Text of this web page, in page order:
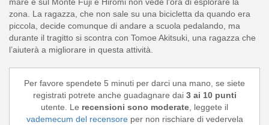
mare e sul Monte Fuji e Hiromi non vede l'ora di esplorare la
zona. La ragazza, che non sale su una bicicletta da quando era
piccola, decide comunque di andare a scuola pedalando, ma
durante il tragitto si scontra con Tomoe Akitsuki, una ragazza che
l’aiuterà a migliorare in questa attività.
Per favore spendete 5 minuti per darci una mano, se siete
registrati potrete anche guadagnare dai 3 ai 10 punti
utente. Le recensioni sono moderate, leggete il
vademecum del recensoreper non rischiare di vedervela